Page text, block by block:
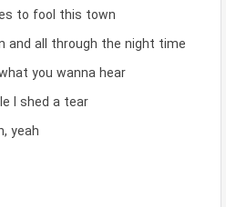
to fool this town
and all through the night time
you wanna hear
I shed a tear
yeah